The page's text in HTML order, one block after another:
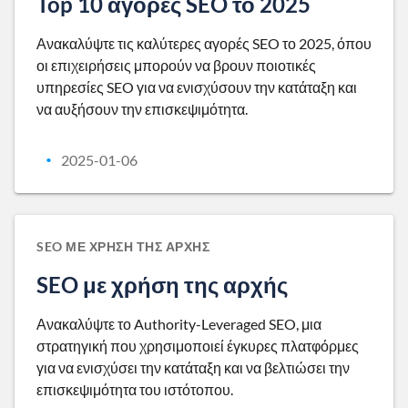
Ανακαλύψτε τις καλύτερες αγορές SEO το 2025, όπου
οι επιχειρήσεις μπορούν να βρουν ποιοτικές
υπηρεσίες SEO για να ενισχύσουν την κατάταξη και
να αυξήσουν την επισκεψιμότητα.
• 2025-01-06
SEO ΜΕ ΧΡΉΣΗ ΤΗΣ ΑΡΧΉΣ
SEO με χρήση της αρχής
Ανακαλύψτε το Authority-Leveraged SEO, μια
στρατηγική που χρησιμοποιεί έγκυρες πλατφόρμες
για να ενισχύσει την κατάταξη και να βελτιώσει την
επισκεψιμότητα του ιστότοπου.